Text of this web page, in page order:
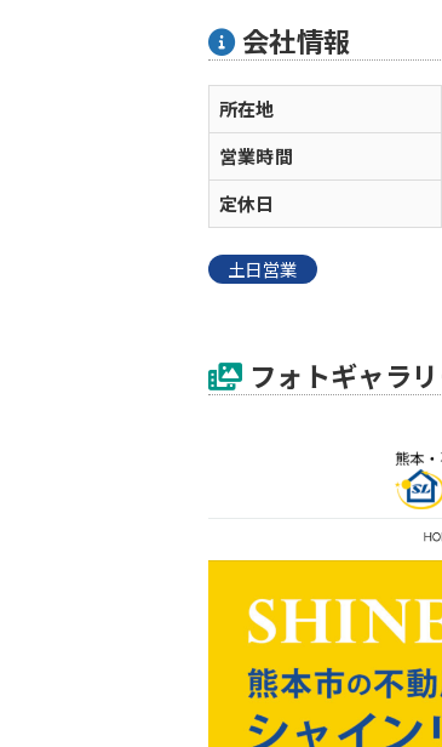
会社情報
所在地
営業時間
定休日
土日営業
フォトギャラ